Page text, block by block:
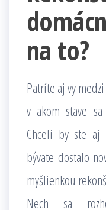
na to?
Patríte aj vy
v akom stave sa
Chceli by ste aj
bývate dostalo
myšlienkou
Nech sa